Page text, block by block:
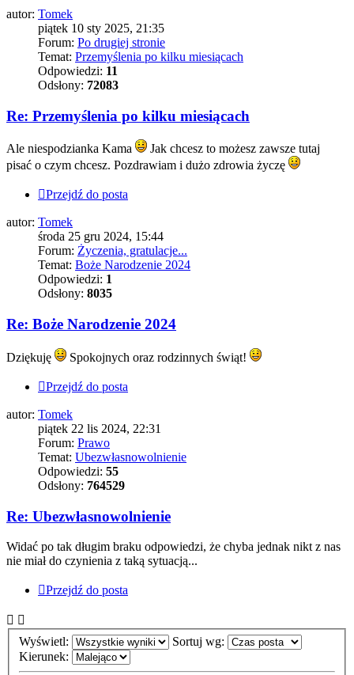
autor: Tomek
piątek 10 sty 2025, 21:35
Forum: Po drugiej stronie
Temat: Przemyślenia po kilku miesiącach
Odpowiedzi: 11
Odsłony: 72083
Re: Przemyślenia po kilku miesiącach
Ale niespodzianka Kama
Jak chcesz to możesz zawsze tutaj
pisać o czym chcesz. Pozdrawiam i dużo zdrowia życzę
Przejdź do posta
autor: Tomek
środa 25 gru 2024, 15:44
Forum: Życzenia, gratulacje...
Temat: Boże Narodzenie 2024
Odpowiedzi: 1
Odsłony: 8035
Re: Boże Narodzenie 2024
Dziękuję Spokojnych oraz rodzinnych świąt!
Przejdź do posta
autor: Tomek
piątek 22 lis 2024, 22:31
Forum: Prawo
Temat: Ubezwłasnowolnienie
Odpowiedzi: 55
Odsłony: 764529
Re: Ubezwłasnowolnienie
Widać po tak długim braku odpowiedzi, że chyba jednak nikt z nas
nie miał do czynienia z taką sytuacją...
Przejdź do posta
Wyświetl:
Sortuj wg:
Kierunek: